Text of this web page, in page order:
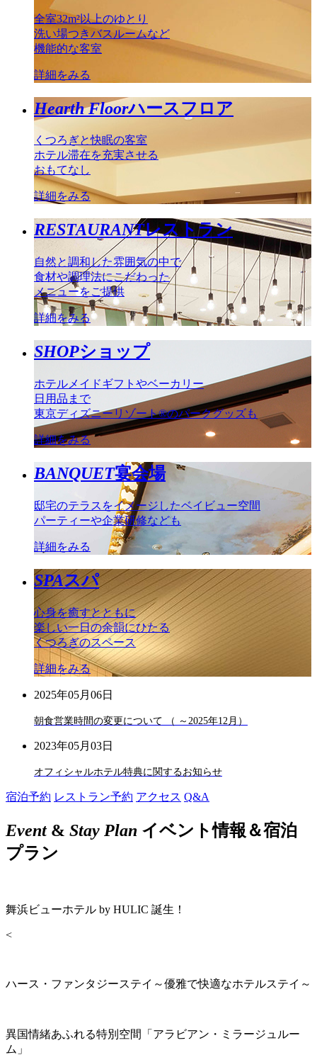
全室32m²以上のゆとり
洗い場つきバスルームなど
機能的な客室
詳細をみる
Hearth Floorハースフロア
くつろぎと快眠の客室
ホテル滞在を充実させる
おもてなし
詳細をみる
RESTAURANTレストラン
自然と調和した雰囲気の中で
食材や調理法にこだわった
メニューをご提供
詳細をみる
SHOPショップ
ホテルメイドギフトやベーカリー
日用品まで
東京ディズニーリゾート®のパークグッズも
詳細をみる
BANQUET宴会場
邸宅のテラスをイメージしたベイビュー空間
パーティーや企業研修なども
詳細をみる
SPAスパ
心身を癒すとともに
楽しい一日の余韻にひたる
くつろぎのスペース
詳細をみる
2025年05月06日
朝食営業時間の変更について （ ～2025年12月）
2023年05月03日
オフィシャルホテル特典に関するお知らせ
宿泊予約 レストラン予約 アクセス Q&A
Event& Stay Plan イベント情報＆宿泊
プラン
舞浜ビューホテル by HULIC 誕生！
<
ハース・ファンタジーステイ～優雅で快適なホテルステイ～
異国情緒あふれる特別空間「アラビアン・ミラージュルー
ム」